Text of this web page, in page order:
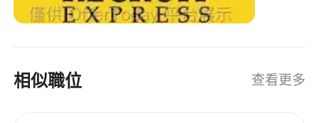
相似職位 查看更多